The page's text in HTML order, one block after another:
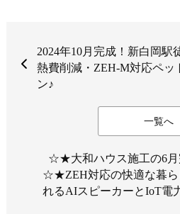
2024年10月完成！新白岡駅
熱費削減・ZEH-M対応ペッ
ン♪
一覧へ
☆★大和ハウス施工の6月
☆★ZEH対応の快適な暮ら
れるAIスピーカーとIoT電